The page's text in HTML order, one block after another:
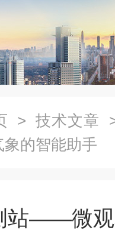
> 技术文章
的智能助手
站——微